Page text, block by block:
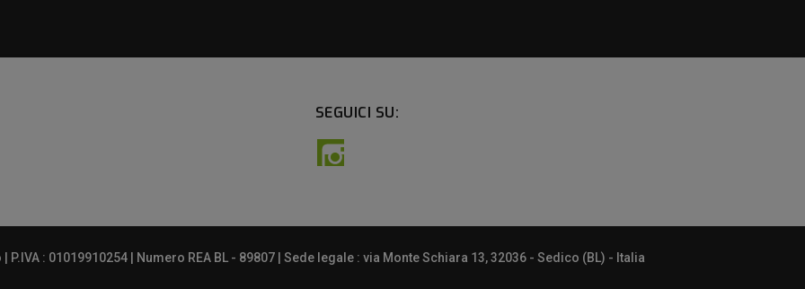
SEGUICI SU:
Instagram
: 01019910254 | Numero REA BL - 89807 | Sede legale : via Monte Schiara 13, 32036 - Sedico (BL) - Italia